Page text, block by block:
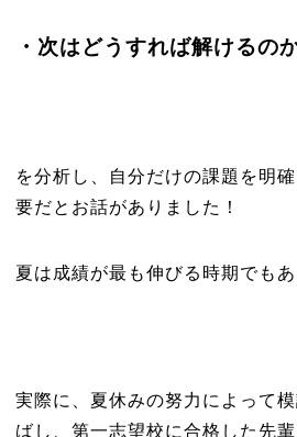
・次はどうすれば解けるの
を分析し、自分だけの課題を明
要だとお話がありました！
夏は成績が最も伸びる時期でもあ
実際に、夏休みの努力によって
ばし、第一志望校に合格した先輩